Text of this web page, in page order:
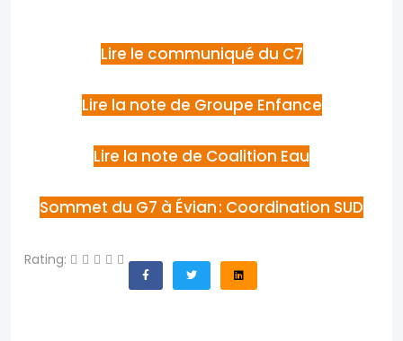
Lire le communiqué du C7
Lire la note de Groupe Enfance
Lire la note de Coalition Eau
Sommet du G7 à Évian : Coordination SUD
Rating: